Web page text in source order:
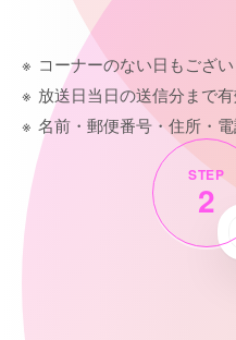
コーナーのない日もござ
放送日当日の送信分まで有
名前・郵便番号・住所・
2